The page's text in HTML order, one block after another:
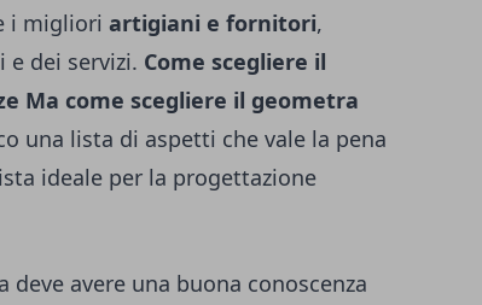
i migliori artigiani e fornitori,
dei servizi. Come scegliere il
Ma come scegliere il geometra
una lista di aspetti che vale la pena
ideale per la progettazione
deve avere una buona conoscenza